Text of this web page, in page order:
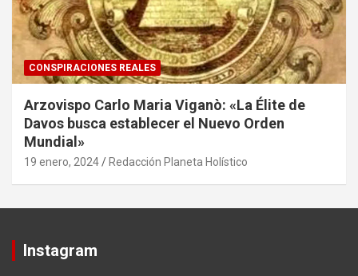
CONSPIRACIONES REALES
Arzovispo Carlo Maria Viganò: «La Élite de
Davos busca establecer el Nuevo Orden
Mundial»
19 enero, 2024 Redacción Planeta Holístico
Instagram